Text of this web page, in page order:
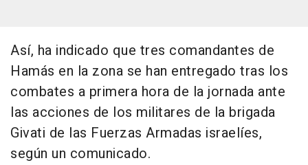
Así, ha indicado que tres comandantes de
Hamás en la zona se han entregado tras los
combates a primera hora de la jornada ante
las acciones de los militares de la brigada
Givati de las Fuerzas Armadas israelíes,
según un comunicado.